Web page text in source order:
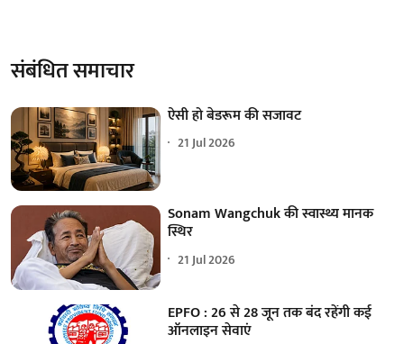
संबंधित समाचार
ऐसी हो बेडरूम की सजावट
21 Jul 2026
Sonam Wangchuk की स्वास्थ्य मानक
स्थिर
21 Jul 2026
EPFO : 26 से 28 जून तक बंद रहेंगी कई
ऑनलाइन सेवाएं